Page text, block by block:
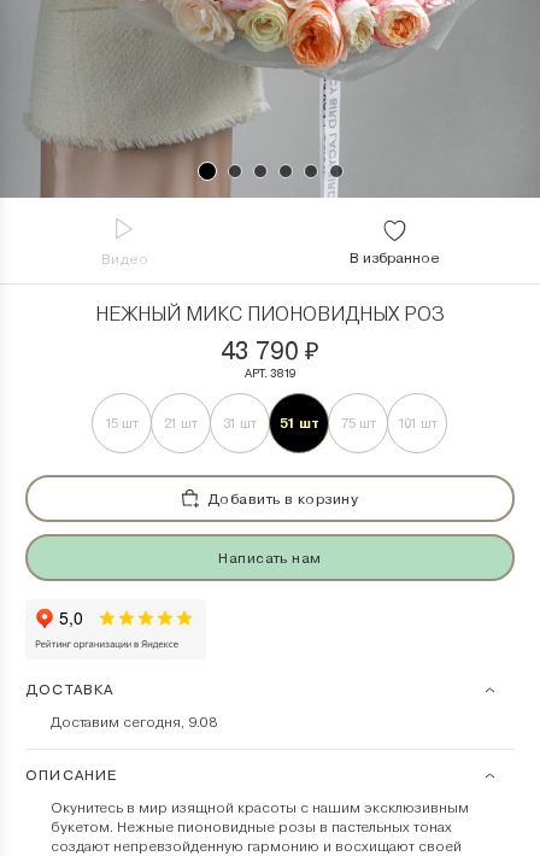
Видео В избранное
НЕЖНЫЙ МИКС ПИОНОВИДНЫХ РОЗ
43 790 ₽
АРТ. 3819
15 шт 21 шт 31 шт 51 шт 75 шт 101 шт
Добавить в корзину
Написать нам
ДОСТАВКА
Доставим сегодня, 9.08
ОПИСАНИЕ
Окунитесь в мир изящной красоты с нашим эксклюзивным
букетом. Нежные пионовидные розы в пастельных тонах
создают непревзойденную гармонию и восхищают своей